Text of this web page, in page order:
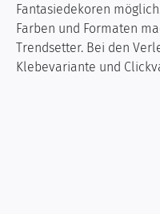
Fantasiedekoren
Farben und Formaten
Trendsetter. Bei den
Klebevariante und